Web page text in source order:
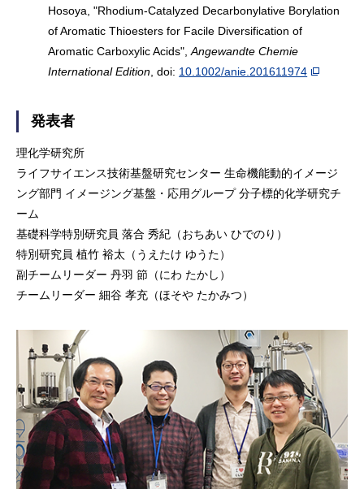
Hosoya, "Rhodium-Catalyzed Decarbonylative Borylation
of Aromatic Thioesters for Facile Diversification of
Aromatic Carboxylic Acids",Angewandte Chemie
International Edition , doi: 10.1002/anie.201611974
発表者
理化学研究所
ライフサイエンス技術基盤研究センター 生命機能動的イメージ
ング部門 イメージング基盤・応用グループ 分子標的化学研究チ
ーム
基礎科学特別研究員 落合 秀紀（おちあい ひでのり）
特別研究員 植竹 裕太（うえたけ ゆうた）
副チームリーダー 丹羽 節（にわ たかし）
チームリーダー 細谷 孝充（ほそや たかみつ）